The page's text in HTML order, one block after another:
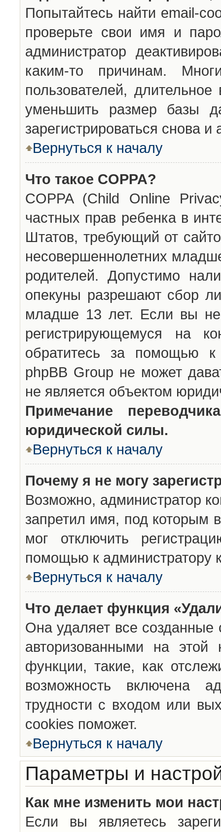
Попытайтесь найти email-
проверьте свои имя и
администратор
каким-то причинам.
пользователей,
уменьшить размер базы
зарегистрироваться снова и
Вернуться к началу
Что такое COPPA?
COPPA (Child Online
частных прав ребенка в
Штатов, требующий от
несовершеннолетних
родителей. Допустимо
опекуны разрешают сбор
младше 13 лет. Если вы
регистрирующемуся на
обратитесь за помощью к
phpBB Group не может
не является объектом
Примечание
юридической силы.
Вернуться к началу
Почему я не могу
Возможно, администратор
запретил имя, под которым
мог отключить
помощью к администратору
Вернуться к началу
Что делает функция
Она удаляет все созданные
авторизованными на
функции, такие, как
возможность включена
трудности с входом или
cookies поможет.
Вернуться к началу
Параметры и
Как мне изменить мои
Если вы являетесь